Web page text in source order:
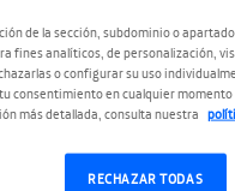
ecológico,
de
de la sección, subdominio o
fines analíticos, de personalización,
o configurar su uso
consentimiento en cualquier momento
más detallada, consulta nuestra
RECHAZAR TODAS